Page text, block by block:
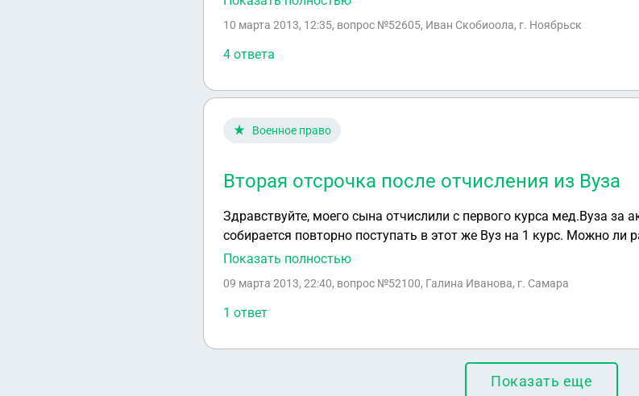
10 марта 2013, 12:35, вопрос №52605, Иван Скобиоола, г. Ноябрьск
4 ответа
Военное право
Вторая отсрочка после отчисления из Вуза
Здравствуйте, моего сына отчислили с первого курса мед.Вуза за
собирается повторно поступать в этот же Вуз на 1 курс. Можно ли
отсрочку от армии ? Спасибо за ответ
Показать полностью
09 марта 2013, 22:40, вопрос №52100, Галина Иванова, г. Самара
1 ответ
Показать еще